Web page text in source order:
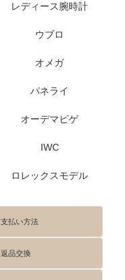
レディース腕時計
ウブロ
オメガ
パネライ
オーデマピゲ
IWC
ロレックスモデル
支払い方法
返品交換